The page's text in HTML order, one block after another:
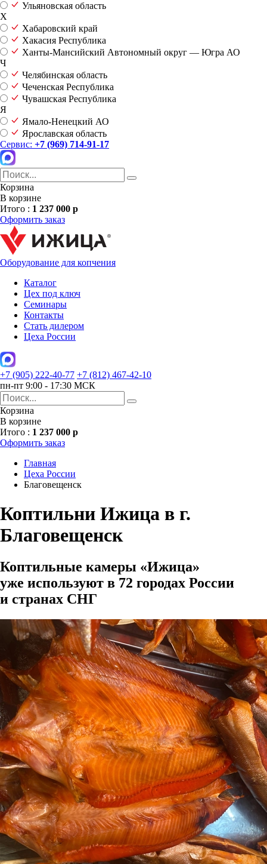
Ульяновская область
Х
Хабаровский край
Хакасия Республика
Ханты-Мансийский Автономный округ — Югра АО
Ч
Челябинская область
Чеченская Республика
Чувашская Республика
Я
Ямало-Ненецкий АО
Ярославская область
Сервис: +7 (969) 714-91-17
Корзина
В корзине
Итого : 1 237 000 р
Оформить заказ
Оборудование для копчения
Каталог
Цех под ключ
Семинары
Контакты
Стать дилером
Цеха России
+7 (905) 222-40-77 +7 (812) 467-42-10
пн-пт 9:00 - 17:30 МСК
Корзина
В корзине
Итого : 1 237 000 р
Оформить заказ
Главная
Цеха России
Благовещенск
Коптильни Ижица в г.
Благовещенск
Коптильные камеры «Ижица»
уже используют в 72 городах России
и странах СНГ